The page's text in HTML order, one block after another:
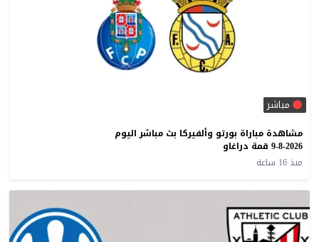
مباشر
مشاهدة مباراة بورتو وألفيركا بث مباشر اليوم
9-8-2026 قمة دراغاو
منذ 16 ساعة